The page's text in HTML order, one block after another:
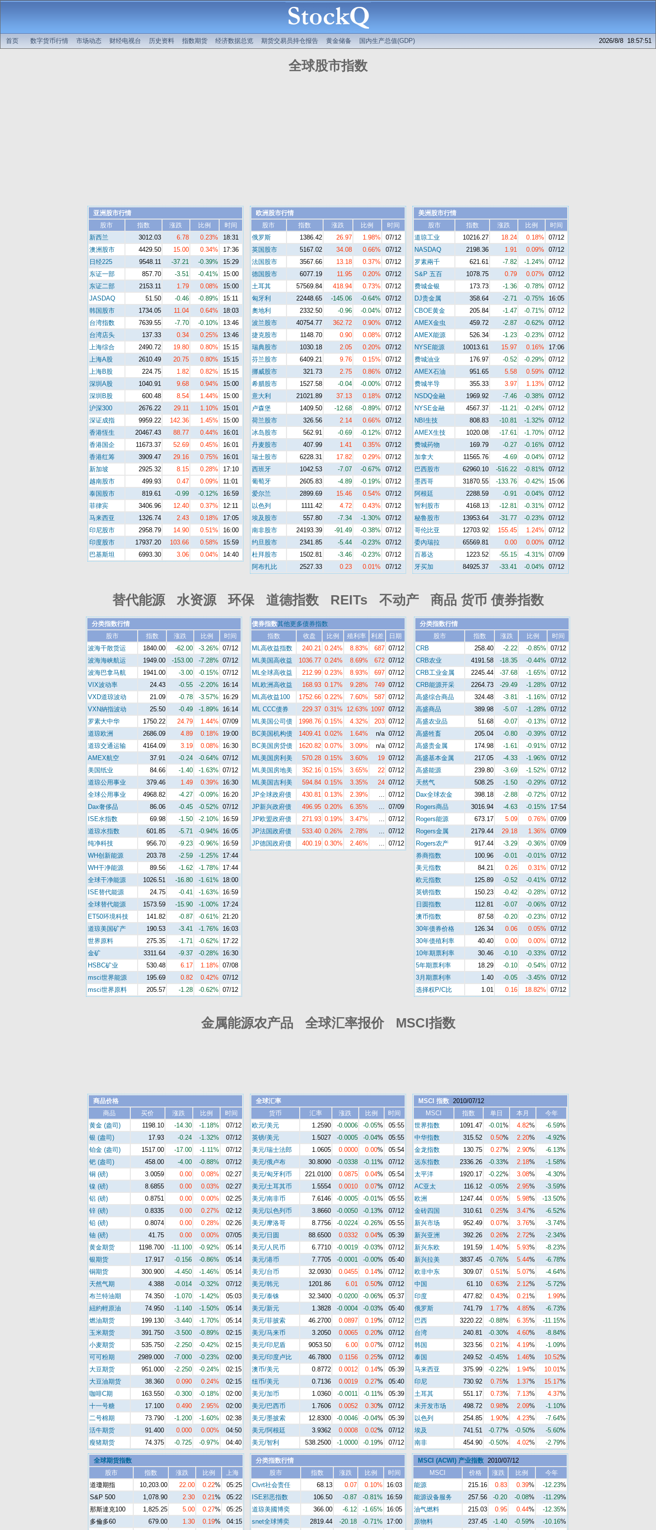
首页 数字货币行情 市场动态 财经电视台 历史资料 指数期货 经济数据总览 期货交易员持仓报告 黄金储备 国内生产总值(GDP) 2026/8/8 18:57:51
全球股市指数
亚洲股市行情
股市
指数 涨跌 比例
时间
新西兰
3012.03 6.78 0.23%
18:31
澳洲股市
4429.50 15.00 0.34%
17:36
日经225
9548.11 -37.21 -0.39%
15:29
东证一部
857.70 -3.51 -0.41%
15:00
东证二部
2153.11 1.79 0.08%
15:00
JASDAQ
51.50 -0.46 -0.89%
15:11
韩国股市
1734.05 11.04 0.64%
18:03
台湾指数
7639.55 -7.70 -0.10%
13:46
台湾店头
137.33 0.34 0.25%
13:46
上海综合
2490.72 19.80 0.80%
15:15
上海A股
2610.49 20.75 0.80%
15:15
上海B股
224.75 1.82 0.82%
15:15
深圳A股
1040.91 9.68 0.94%
15:00
深圳B股
600.48 8.54 1.44%
15:00
沪深300
2676.22 29.11 1.10%
15:01
深证成指
9959.22 142.36 1.45%
15:00
香港恆生
20467.43 88.77 0.44%
16:01
香港国企
11673.37 52.69 0.45%
16:01
香港红筹
3909.47 29.16 0.75%
16:01
新加坡
2925.32 8.15 0.28%
17:10
越南股市
499.93 0.47 0.09%
11:01
泰国股市
819.61 -0.99 -0.12%
16:59
菲律宾
3406.96 12.40 0.37%
12:11
马来西亚
1326.74 2.43 0.18%
17:05
印尼股市
2958.79 14.90 0.51%
16:00
印度股市
17937.20 103.66 0.58%
15:59
巴基斯坦
6993.30 3.06 0.04% 14:40
欧洲股市行情
股市
指数 涨跌 比例
时间
俄罗斯
1386.42 26.97 1.98%
07/12
英国股市
5167.02 34.08 0.66%
07/12
法国股市
3567.66 13.18 0.37%
07/12
德国股市
6077.19 11.95 0.20%
07/12
土耳其
57569.84 418.94 0.73%
07/12
匈牙利
22448.65 -145.06 -0.64%
07/12
奧地利
2332.50 -0.96 -0.04%
07/12
波兰股市
40754.77 362.72 0.90%
07/12
捷克股市
1148.70 0.90 0.08%
07/12
瑞典股市
1030.18 2.05 0.20%
07/12
芬兰股市
6409.21 9.76 0.15%
07/12
挪威股市
321.73 2.75 0.86%
07/12
希腊股市
1527.58 -0.04 -0.00%
07/12
意大利
21021.89 37.13 0.18%
07/12
卢森堡
1409.50 -12.68 -0.89%
07/12
荷兰股市
326.56 2.14 0.66%
07/12
冰岛股市
562.91 -0.69 -0.12%
07/12
丹麦股市
407.99 1.41 0.35%
07/12
瑞士股市
6228.31 17.82 0.29%
07/12
西班牙
1042.53 -7.07 -0.67%
07/12
葡萄牙
2605.83 -4.89 -0.19%
07/12
爱尔兰
2899.69 15.46 0.54%
07/12
以色列
1111.42 4.72 0.43%
07/12
埃及股市
557.80 -7.34 -1.30%
07/12
南非股市
24193.39 -91.49 -0.38%
07/12
约旦股市
2341.85 -5.44 -0.23%
07/12
杜拜股市
1502.81 -3.46 -0.23%
07/12
阿布扎比
2527.33 0.23 0.01% 07/12
美洲股市行情
股市
指数 涨跌 比例
时间
道琼工业
10216.27 18.24 0.18%
07/12
NASDAQ
2198.36 1.91 0.09%
07/12
罗素兩千
621.61 -7.82 -1.24%
07/12
S&P 五百
1078.75 0.79 0.07%
07/12
费城金银
173.73 -1.36 -0.78%
07/12
DJ贵金属
358.64 -2.71 -0.75%
16:05
CBOE黄金
205.84 -1.47 -0.71%
07/12
AMEX金虫
459.72 -2.87 -0.62%
07/12
AMEX能源
526.34 -1.23 -0.23%
07/12
NYSE能源
10013.61 15.97 0.16%
17:06
费城油业
176.97 -0.52 -0.29%
07/12
AMEX石油
951.65 5.58 0.59%
07/12
费城半导
355.33 3.97 1.13%
07/12
NSDQ金融
1969.92 -7.46 -0.38%
07/12
NYSE金融
4567.37 -11.21 -0.24%
07/12
NBI生技
808.83 -10.81 -1.32%
07/12
AMEX生技
1020.08 -17.61 -1.70%
07/12
费城药物
169.79 -0.27 -0.16%
07/12
加拿大
11565.76 -4.69 -0.04%
07/12
巴西股市
62960.10 -516.22 -0.81%
07/12
墨西哥
31870.55 -133.76 -0.42%
15:06
阿根廷
2288.59 -0.91 -0.04%
07/12
智利股市
4168.13 -12.81 -0.31%
07/12
秘鲁股市
13953.64 -31.77 -0.23%
07/12
哥伦比亚
12703.92 155.45 1.24%
07/12
委內瑞拉
65569.81 0.00 0.00%
07/12
百慕达
1223.52 -55.15 -4.31%
07/09
牙买加
84925.37 -33.41 -0.04% 07/12
替代能源 水资源 环保 道德指数 REITs 不动产 商品 货币 债券指数
分类指数行情
股市
指数 涨跌 比例
时间
波海干散货运
1840.00 -62.00 -3.26% 07/12
波海海峡航运
1949.00 -153.00 -7.28% 07/12
波海巴拿马航
1941.00 -3.00 -0.15% 07/12
VIX波动率
24.43 -0.55 -2.20%
16:14
VXD道琼波动
21.09 -0.78 -3.57%
16:29
VXN納指波动
25.50 -0.49 -1.89%
16:14
罗素大中华
1750.22 24.79 1.44% 07/09
道琼欧洲
2686.09 4.89 0.18%
19:00
道琼交通运输
4164.09 3.19 0.08%
16:30
AMEX航空
37.91 -0.24 -0.64% 07/12
美国纸业
84.66 -1.40 -1.63% 07/12
道琼公用事业
379.46 1.49 0.39%
16:30
全球公用事业
4968.82 -4.27 -0.09%
16:20
Dax奢侈品
86.06 -0.45 -0.52% 07/12
ISE水指数
69.98 -1.50 -2.10%
16:59
道琼水指数
601.85 -5.71 -0.94%
16:05
纯净科技
956.70 -9.23 -0.96%
16:59
WH创新能源
203.78 -2.59 -1.25%
17:44
WH干净能源
89.56 -1.62 -1.78%
17:44
全球干净能源
1026.51 -16.80 -1.61%
18:00
ISE替代能源
24.75 -0.41 -1.63%
16:59
全球替代能源
1573.59 -15.90 -1.00%
17:24
ET50环境科技
141.82 -0.87 -0.61% 21:20
道琼美国矿产
190.53 -3.41 -1.76%
16:03
世界原料
275.35 -1.71 -0.62%
17:22
金矿
3311.64 -9.37 -0.28%
16:30
HSBC矿业
530.48 6.17 1.18% 07/08
msci世界能源
195.69 0.82 0.42% 07/12
msci世界原料
205.57 -1.28 -0.62% 07/12
债券指数其他更多债券指数
指数
收盘 比例 殖利率 利差
日期
ML高收益指数
240.21 0.24% 8.83% 687 07/12
ML美国高收益
1036.77 0.24% 8.69% 672 07/12
ML全球高收益
212.99 0.23% 8.93% 697 07/12
ML欧洲高收益
168.93 0.17% 9.28% 749 07/12
ML高收益100
1752.66 0.22% 7.60% 587 07/12
ML CCC债券
229.37 0.31% 12.63% 1097 07/12
ML美国公司债
1998.76 0.15% 4.32% 203 07/12
BC美国机构债
1409.41 0.02% 1.64% n/a 07/12
BC美国房贷债
1620.82 0.07% 3.09% n/a 07/12
ML美国房利美
570.28 0.15% 3.60% 19 07/12
ML美国房地美
352.16 0.15% 3.65% 22 07/12
ML美国吉利美
594.84 0.15% 3.35% 24 07/12
JP全球政府债
430.81 0.13% 2.39% ... 07/12
JP新兴政府债
496.95 0.20% 6.35% ... 07/09
JP欧盟政府债
271.93 0.19% 3.47% ... 07/12
JP法国政府债
533.40 0.26% 2.78% ... 07/12
JP德国政府债
400.19 0.30% 2.46% ... 07/12
分类指数行情
股市
指数 涨跌 比例
时间
CRB
258.40 -2.22 -0.85%
07/12
CRB农业
4191.58 -18.35 -0.44%
07/12
CRB工业金属
2245.44 -37.68 -1.65%
07/12
CRB能源开采
2264.73 -29.49 -1.28%
07/12
高盛综合商品
324.48 -3.81 -1.16%
07/12
高盛商品
389.98 -5.07 -1.28%
07/12
高盛农业品
51.68 -0.07 -0.13%
07/12
高盛牲畜
205.04 -0.80 -0.39%
07/12
高盛贵金属
174.98 -1.61 -0.91%
07/12
高盛基本金属
217.05 -4.33 -1.96%
07/12
高盛能源
239.80 -3.69 -1.52%
07/12
天然气
508.25 -1.50 -0.29%
07/12
Dax全球农金
398.18 -2.88 -0.72%
07/12
Rogers商品
3016.94 -4.63 -0.15%
17:54
Rogers能源
673.17 5.09 0.76%
07/09
Rogers金属
2179.44 29.18 1.36%
07/09
Rogers农产
917.44 -3.29 -0.36%
07/09
券商指数
100.96 -0.01 -0.01%
07/12
美元指数
84.21 0.26 0.31%
07/12
欧元指数
125.89 -0.52 -0.41%
07/12
英镑指数
150.23 -0.42 -0.28%
07/12
日圆指数
112.81 -0.07 -0.06%
07/12
澳币指数
87.58 -0.20 -0.23%
07/12
30年债券价格
126.34 0.06 0.05%
07/12
30年债殖利率
40.40 0.00 0.00%
07/12
10年期票利率
30.46 -0.10 -0.33%
07/12
5年期票利率
18.29 -0.10 -0.54%
07/12
3月期票利率
1.40 -0.05 -3.45%
07/12
选择权P/C比
1.01 0.16 18.82% 07/12
金属能源农产品 全球汇率报价 MSCI指数
商品价格
商品
买价 涨跌 比例
时间
黄金 (盎司)
1198.10 -14.30 -1.18%
07/12
银 (盎司)
17.93 -0.24 -1.32%
07/12
铂金 (盎司)
1517.00 -17.00 -1.11%
07/12
钯 (盎司)
458.00 -4.00 -0.88%
07/12
铜 (磅)
3.0059 0.00 0.08%
02:27
镍 (磅)
8.6855 0.00 0.03%
02:27
铝 (磅)
0.8751 0.00 0.00%
02:25
锌 (磅)
0.8335 0.00 0.27%
02:12
铅 (磅)
0.8074 0.00 0.28%
02:26
铀 (磅)
41.75 0.00 0.00%
07/05
黄金期货
1198.700 -11.100 -0.92%
05:14
银期货
17.917 -0.156 -0.86%
05:14
铜期货
300.900 -4.450 -1.46%
05:14
天然气期
4.388 -0.014 -0.32%
07/12
布兰特油期
74.350 -1.070 -1.42%
05:03
紐約輕原油
74.950 -1.140 -1.50%
05:14
燃油期货
199.130 -3.440 -1.70%
05:14
玉米期货
391.750 -3.500 -0.89%
02:15
小麦期货
535.750 -2.250 -0.42%
02:15
可可粉期
2989.000 -7.000 -0.23%
02:00
大豆期货
951.000 -2.250 -0.24%
02:15
大豆油期货
38.360 0.090 0.24%
02:15
咖啡C期
163.550 -0.300 -0.18%
02:00
十一号糖
17.100 0.490 2.95%
02:00
二号棉期
73.790 -1.200 -1.60%
02:38
活牛期货
91.400 0.000 0.00%
04:50
瘦猪期货
74.375 -0.725 -0.97% 04:40
全球汇率
货币
汇率 涨跌 比例
时间
欧元/美元
1.2590 -0.0006 -0.05%
05:55
英镑/美元
1.5027 -0.0005 -0.04%
05:55
美元/瑞士法郎
1.0605 0.0000 0.00%
05:54
美元/俄卢布
30.8090 -0.0338 -0.11%
07/12
美元/匈牙利币
221.0100 0.0875 0.04%
05:54
美元/土耳其币
1.5554 0.0010 0.07%
07/12
美元/南非币
7.6146 -0.0005 -0.01%
05:55
美元/以色列币
3.8660 -0.0050 -0.13%
07/12
美元/摩洛哥
8.7756 -0.0224 -0.26%
05:55
美元/日圆
88.6500 0.0332 0.04%
05:39
美元/人民币
6.7710 -0.0019 -0.03%
07/12
美元/港币
7.7705 -0.0001 -0.00%
05:40
美元/台币
32.0930 0.0455 0.14%
07/12
美元/韩元
1201.86 6.01 0.50%
07/12
美元/泰铢
32.3400 -0.0200 -0.06%
05:37
美元/新元
1.3828 -0.0004 -0.03%
05:40
美元/菲披索
46.2700 0.0897 0.19%
07/12
美元/马来币
3.2050 0.0065 0.20%
07/12
美元/印尼盾
9053.50 6.00 0.07%
07/12
美元/印度卢比
46.7800 0.1156 0.25%
07/12
澳币/美元
0.8772 0.0012 0.14%
05:39
纽币/美元
0.7136 0.0019 0.27%
05:40
美元/加币
1.0360 -0.0011 -0.11%
05:39
美元/巴西币
1.7606 0.0052 0.30%
07/12
美元/墨披索
12.8300 -0.0046 -0.04%
05:39
美元/阿根廷
3.9362 0.0008 0.02%
07/12
美元/智利
538.2500 -1.0000 -0.19% 07/12
MSCI 指数 2010/07/12
MSCI
指数 单日 本月
今年
世界指数
1091.47 -0.01% 4.82% -6.59%
中华指数
315.52 0.50% 2.20% -4.92%
金龙指数
130.75 0.27% 2.90% -6.13%
远东指数
2336.26 -0.33% 2.18% -1.58%
太平洋
1920.17 -0.22% 3.08% -4.30%
AC亚太
116.12 -0.05% 2.95% -3.59%
欧洲
1247.44 0.05% 5.98% -13.50%
金砖四国
310.61 0.25% 3.47% -6.52%
新兴市场
952.49 0.07% 3.76% -3.74%
新兴亚洲
392.26 0.26% 2.72% -2.34%
新兴东欧
191.59 1.40% 5.93% -8.23%
新兴拉美
3837.45 -0.76% 5.44% -6.78%
欧非中东
309.07 0.51% 5.07% -4.64%
中国
61.10 0.63% 2.12% -5.72%
印度
477.82 0.43% 0.21% 1.99%
俄罗斯
741.79 1.77% 4.85% -6.73%
巴西
3220.22 -0.88% 6.35% -11.15%
台湾
240.81 -0.30% 4.60% -8.84%
韩国
323.56 0.21% 4.19% -1.09%
泰国
249.52 -0.45% 1.46% 10.52%
马来西亚
375.99 -0.22% 1.94% 10.01%
印尼
730.92 0.75% 1.37% 15.17%
土耳其
551.17 0.73% 7.13% 4.37%
未开发市场
498.72 0.98% 2.09% -1.10%
以色列
254.85 1.90% 4.23% -7.64%
埃及
741.51 -0.77% -0.50% -5.60%
南非
454.90 -0.50% 4.02% -2.79%
全球期货指数
股市
指数 涨跌 比例
上海
道瓊期指
10,203.00 22.00 0.22%
05:25
S&P 500
1,078.90 2.30 0.21%
05:22
那斯達克100
1,825.25 5.00 0.27%
05:25
多倫多60
679.00 1.30 0.19% 04:15
分类指数行情
股市
指数 涨跌 比例
时间
Clvrt社会责任
68.13 0.07 0.10%
16:03
ISE邪恶指数
106.50 -0.87 -0.81%
16:59
道琼美國博奕
366.00 -6.12 -1.65%
16:05
snet全球博奕
2819.44 -20.18 -0.71% 17:00
MSCI (ACWI) 产业指数 2010/07/12
MSCI
价格 涨跌 比例
今年
能源
215.16 0.83 0.39% -12.23%
能源设备服务
257.56 -0.20 -0.08% -11.29%
油气燃料
215.03 0.95 0.44% -12.35%
原物料
237.45 -1.40 -0.59% -10.16%